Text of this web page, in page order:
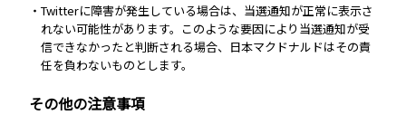
・Twitterに障害が発生している場合は、当選通知が正常に表示さ
れない可能性があります。このような要因により当選通知が受
信できなかったと判断される場合、日本マクドナルドはその責
任を負わないものとします。
その他の注意事項